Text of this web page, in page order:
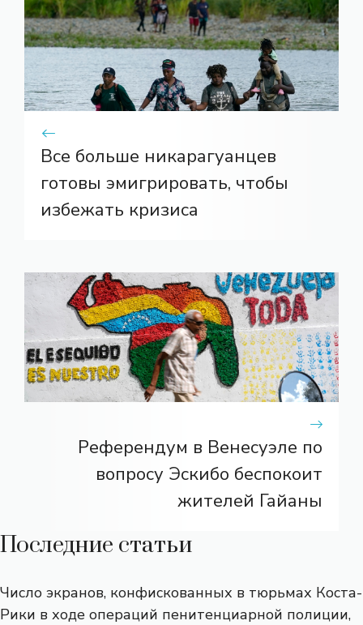
Все больше никарагуанцев
готовы эмигрировать, чтобы
избежать кризиса
Референдум в Венесуэле по
вопросу Эскибо беспокоит
жителей Гайаны
Последние статьи
Число экранов, конфискованных в тюрьмах Коста-
Рики в ходе операций пенитенциарной полиции,